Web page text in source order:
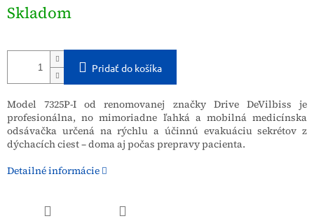
cena:
Skladom
Pridať do košíka
Model 7325P-I od renomovanej značky Drive DeVilbiss je
profesionálna, no mimoriadne ľahká a mobilná medicínska
odsávačka určená na rýchlu a účinnú evakuáciu sekrétov z
dýchacích ciest – doma aj počas prepravy pacienta.
Detailné informácie